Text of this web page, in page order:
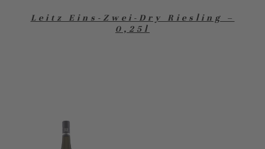
Leitz Eins-Zwei-Dry Riesling –
0,25l